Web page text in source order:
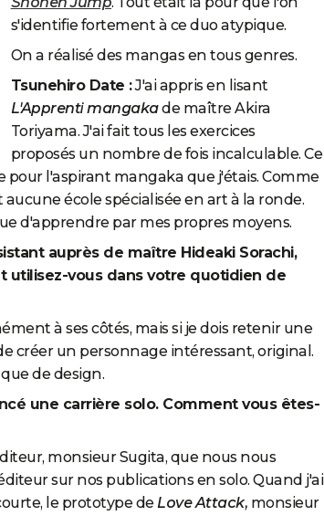
s'identifie fortement à ce duo atypique.
On a réalisé des mangas en tous genres.
Tsunehiro Date :J'ai appris en lisant
L'Apprenti mangakade maître Akira
Toriyama. J'ai fait tous les exercices
proposés un nombre de fois incalculable. Ce
pour l'aspirant mangaka que j'étais. Comme
école spécialisée en art à la ronde.
d'apprendre par mes propres moyens.
auprès de maître Hideaki Sorachi,
utilisez-vous dans votre quotidien de
à ses côtés, mais si je dois retenir une
créer un personnage intéressant, original.
de design.
une carrière solo. Comment vous êtes-
monsieur Sugita, que nous nous
sur nos publications en solo. Quand j'ai
le prototype de Love Attack, monsieur